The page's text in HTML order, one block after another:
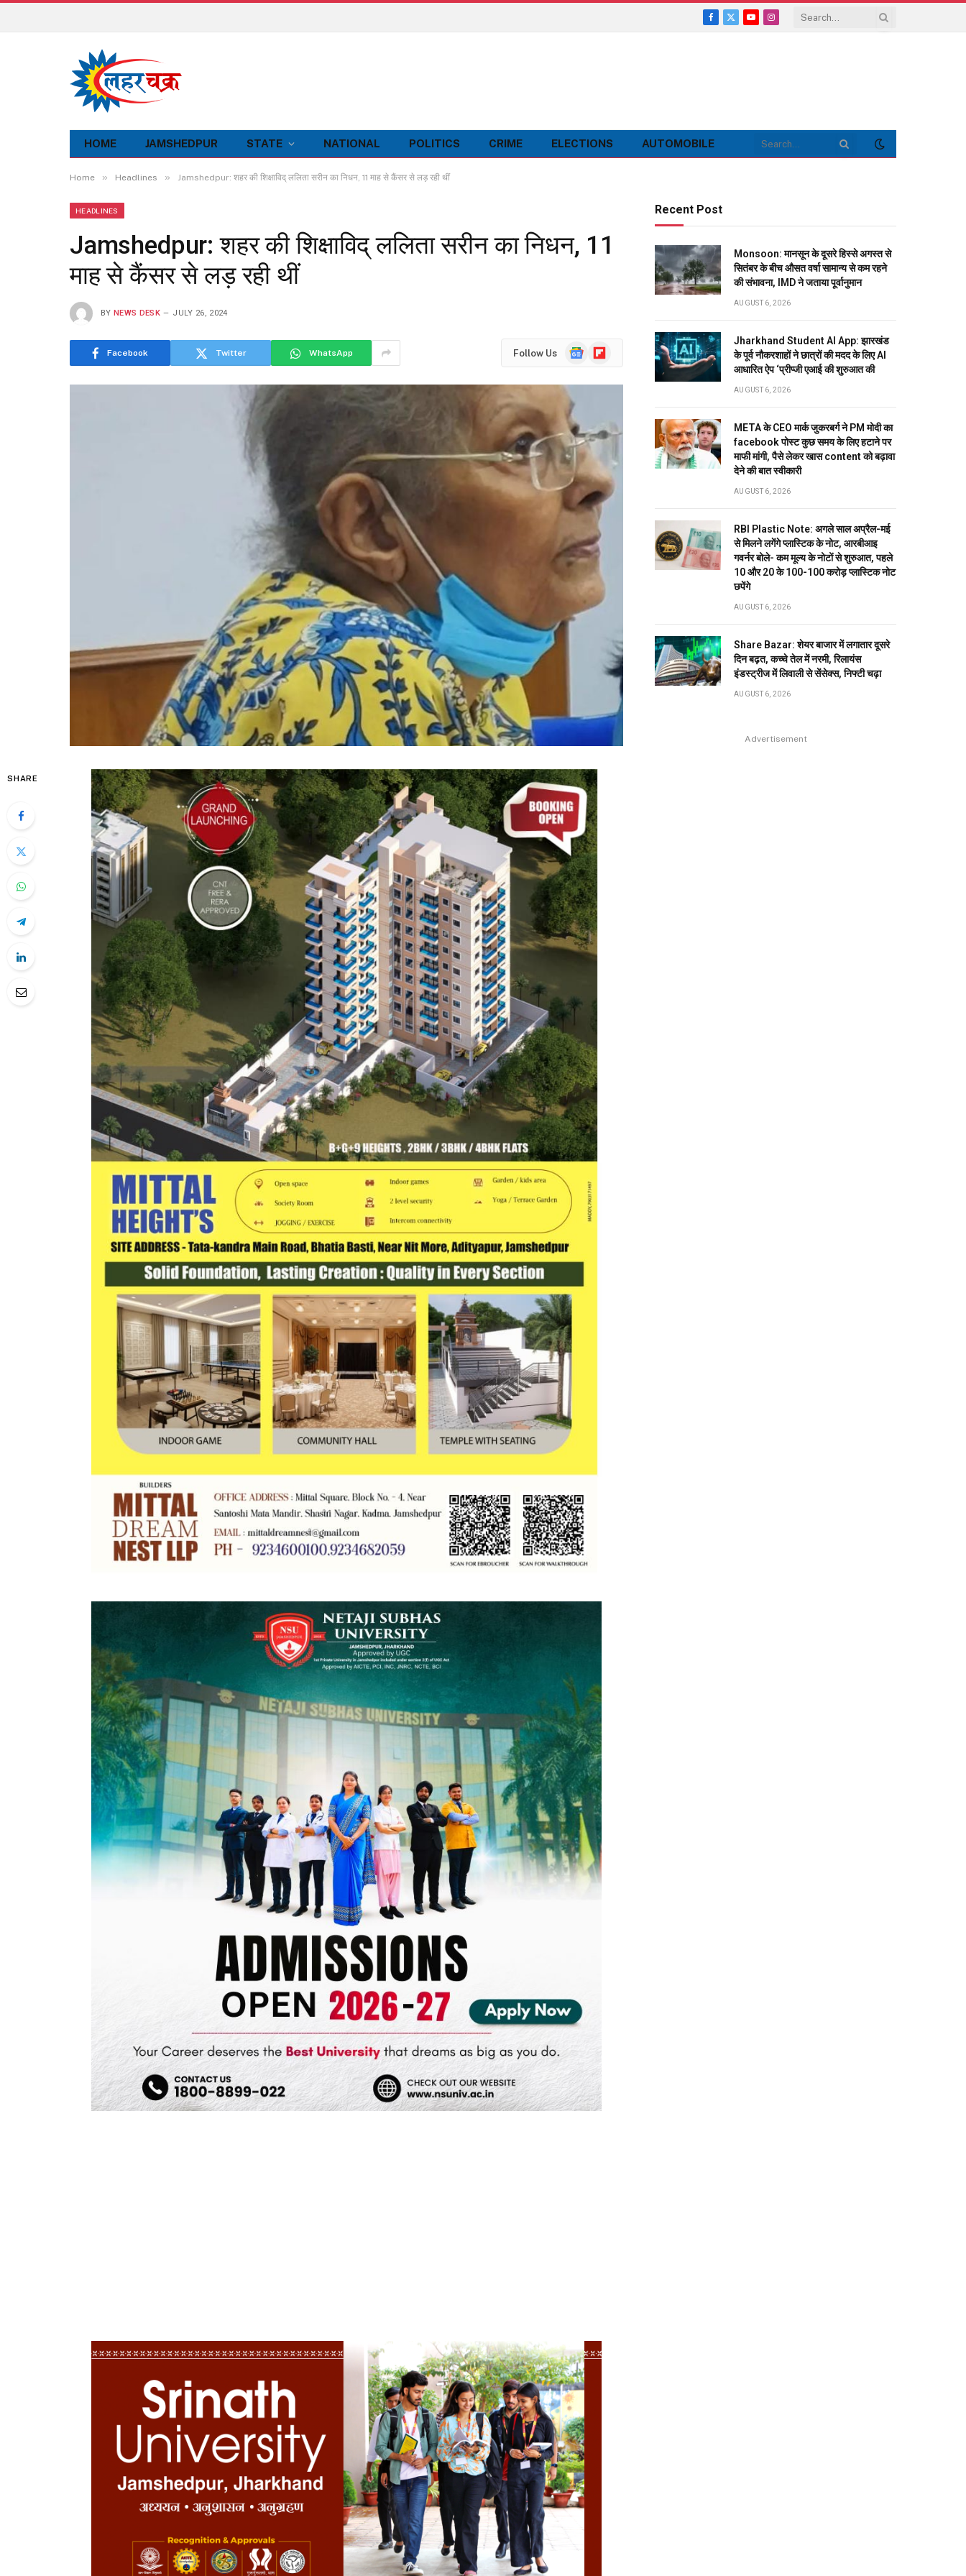
Facebook
X
YouTubeInstagram
HOME JAMSHEDPUR STATE NATIONAL POLITICS CRIME ELECTIONS AUTOMOBILE
Home » Headlines » Jamshedpur: शहर की शिक्षाविद् ललिता सरीन का निधन, 11 माह से कैंसर से लड़ रही थीं
HEADLINES
Jamshedpur: शहर की शिक्षाविद् ललिता सरीन का निधन, 11
माह से कैंसर से लड़ रही थीं
BY NEWS DESK JULY 26, 2024
Facebook Twitter WhatsApp Follow Us
GoogleFlipboard
SHARE
Recent Post
Monsoon: मानसून के दूसरे हिस्से अगस्त से
सितंबर के बीच औसत वर्षा सामान्य से कम रहने
की संभावना, IMD ने जताया पूर्वानुमान
AUGUST 6, 2026
Jharkhand Student AI App: झारखंड
के पूर्व नौकरशाहों ने छात्रों की मदद के लिए AI
आधारित ऐप ‘प्रीप्जी एआई की शुरुआत की
AUGUST 6, 2026
META के CEO मार्क जुकरबर्ग ने PM मोदी का
facebook पोस्ट कुछ समय के लिए हटाने पर
माफी मांगी, पैसे लेकर खास content को बढ़ावा
देने की बात स्वीकारी
AUGUST 6, 2026
RBI Plastic Note: अगले साल अप्रैल-मई
से मिलने लगेंगे प्लास्टिक के नोट, आरबीआइ
गवर्नर बोले- कम मूल्य के नोटों से शुरुआत, पहले
10 और 20 के 100-100 करोड़ प्लास्टिक नोट
छपेंगे
AUGUST 6, 2026
Share Bazar: शेयर बाजार में लगातार दूसरे
दिन बढ़त, कच्चे तेल में नरमी, रिलायंस
इंडस्ट्रीज में लिवाली से सेंसेक्स, निफ्टी चढ़ा
AUGUST 6, 2026
Advertisement